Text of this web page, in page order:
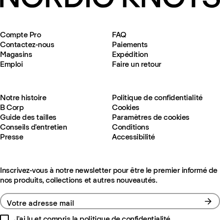
Compte Pro
Contactez-nous
Magasins
Emploi
FAQ
Paiements
Expédition
Faire un retour
Notre histoire
B Corp
Guide des tailles
Conseils d'entretien
Presse
Politique de confidentialité
Cookies
Paramètres de cookies
Conditions
Accessibilité
Inscrivez-vous à notre newsletter pour être le premier informé de
nos produits, collections et autres nouveautés.
Votre adresse mail